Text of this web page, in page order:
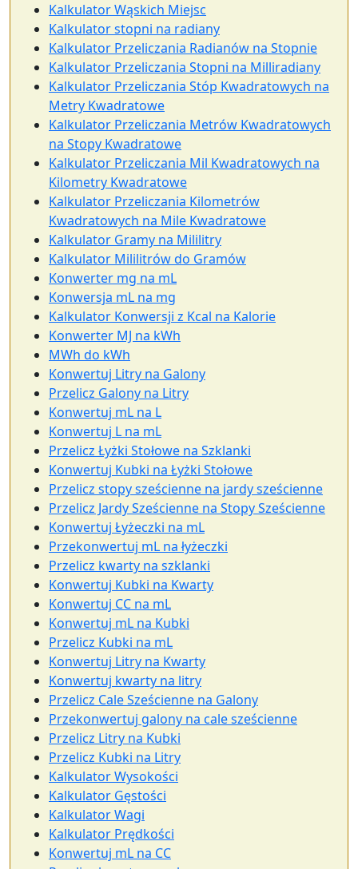
Kalkulator Wąskich Miejsc
Kalkulator stopni na radiany
Kalkulator Przeliczania Radianów na Stopnie
Kalkulator Przeliczania Stopni na Milliradiany
Kalkulator Przeliczania Stóp Kwadratowych na
Metry Kwadratowe
Kalkulator Przeliczania Metrów Kwadratowych
na Stopy Kwadratowe
Kalkulator Przeliczania Mil Kwadratowych na
Kilometry Kwadratowe
Kalkulator Przeliczania Kilometrów
Kwadratowych na Mile Kwadratowe
Kalkulator Gramy na Mililitry
Kalkulator Mililitrów do Gramów
Konwerter mg na mL
Konwersja mL na mg
Kalkulator Konwersji z Kcal na Kalorie
Konwerter MJ na kWh
MWh do kWh
Konwertuj Litry na Galony
Przelicz Galony na Litry
Konwertuj mL na L
Konwertuj L na mL
Przelicz Łyżki Stołowe na Szklanki
Konwertuj Kubki na Łyżki Stołowe
Przelicz stopy sześcienne na jardy sześcienne
Przelicz Jardy Sześcienne na Stopy Sześcienne
Konwertuj Łyżeczki na mL
Przekonwertuj mL na łyżeczki
Przelicz kwarty na szklanki
Konwertuj Kubki na Kwarty
Konwertuj CC na mL
Konwertuj mL na Kubki
Przelicz Kubki na mL
Konwertuj Litry na Kwarty
Konwertuj kwarty na litry
Przelicz Cale Sześcienne na Galony
Przekonwertuj galony na cale sześcienne
Przelicz Litry na Kubki
Przelicz Kubki na Litry
Kalkulator Wysokości
Kalkulator Gęstości
Kalkulator Wagi
Kalkulator Prędkości
Konwertuj mL na CC